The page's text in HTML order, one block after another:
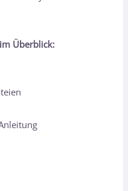
Überblick: